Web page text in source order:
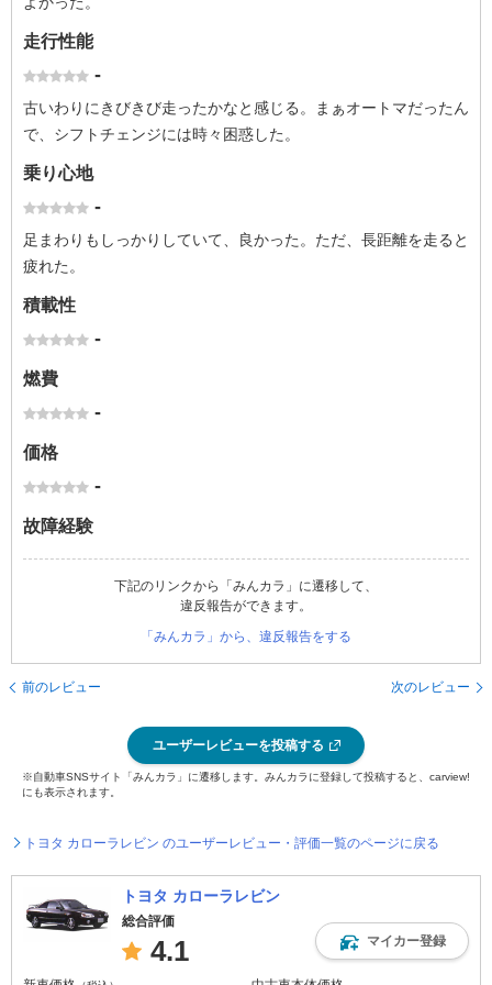
走行性能
-
古いわりにきびきび走ったかなと感じる。まぁオートマだったん
で、シフトチェンジには時々困惑した。
乗り心地
-
足まわりもしっかりしていて、良かった。ただ、長距離を走ると
疲れた。
積載性
-
燃費
-
価格
-
故障経験
下記のリンクから「みんカラ」に遷移して、
違反報告ができます。
「みんカラ」から、違反報告をする
前のレビュー 次のレビュー
ユーザーレビューを投稿する
※自動車SNSサイト「みんカラ」に遷移します。みんカラに登録して投稿すると、carview!
にも表示されます。
トヨタ カローラレビン のユーザーレビュー・評価一覧のページに戻る
トヨタ カローラレビン
総合評価
4.1 マイカー登録